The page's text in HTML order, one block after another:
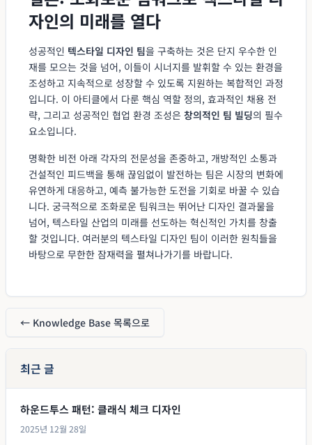
자인의 미래를 열다
성공적인 텍스타일 디자인 팀을 구축하는 것은 단지 우수한 인
재를 모으는 것을 넘어, 이들이 시너지를 발휘할 수 있는 환경을
조성하고 지속적으로 성장할 수 있도록 지원하는 복합적인 과정
입니다. 이 아티클에서 다룬 핵심 역할 정의, 효과적인 채용 전
략, 그리고 성공적인 협업 환경 조성은 창의적인 팀 빌딩의 필수
요소입니다.
명확한 비전 아래 각자의 전문성을 존중하고, 개방적인 소통과
건설적인 피드백을 통해 끊임없이 발전하는 팀은 시장의 변화에
유연하게 대응하고, 예측 불가능한 도전을 기회로 바꿀 수 있습
니다. 궁극적으로 조화로운 팀워크는 뛰어난 디자인 결과물을
넘어, 텍스타일 산업의 미래를 선도하는 혁신적인 가치를 창출
할 것입니다. 여러분의 텍스타일 디자인 팀이 이러한 원칙들을
바탕으로 무한한 잠재력을 펼쳐나가기를 바랍니다.
← Knowledge Base 목록으로
최근 글
하운드투스 패턴: 클래식 체크 디자인
2025년 12월 28일